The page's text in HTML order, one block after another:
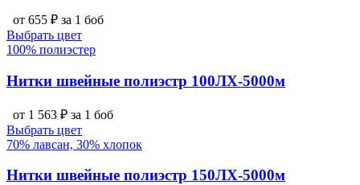
от 655 ₽ за 1 боб
Выбрать цвет
100% полиэстер
Нитки швейные полиэстр 100ЛХ-5000м
от 1 563 ₽ за 1 боб
Выбрать цвет
70% лавсан, 30% хлопок
Нитки швейные полиэстр 150ЛХ-5000м